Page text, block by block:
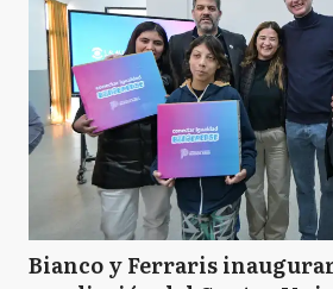
Bianco y Ferraris